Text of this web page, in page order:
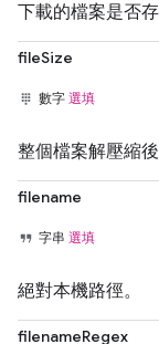
下載的檔案是否存
fileSize
數字 選填
整個檔案解壓縮
filename
字串 選填
絕對本機路徑。
filenameRegex